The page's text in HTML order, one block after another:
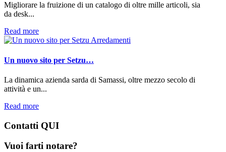
Migliorare la fruizione di un catalogo di oltre mille articoli, sia
da desk...
Read more
Un nuovo sito per Setzu…
La dinamica azienda sarda di Samassi, oltre mezzo secolo di
attività e un...
Read more
Contatti QUI
Vuoi farti notare?